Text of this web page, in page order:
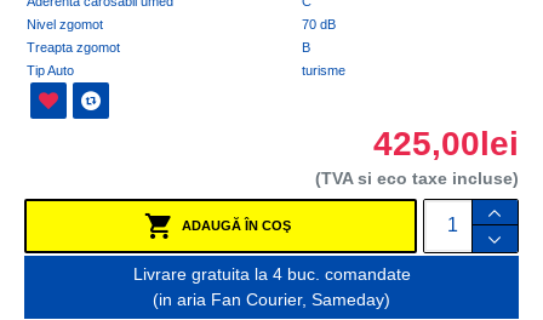
Nivel zgomot
70 dB
Treapta zgomot
B
Tip Auto
turisme
425,00lei
(TVA si eco taxe incluse)
ADAUGĂ ÎN COŞ
Livrare gratuita la 4 buc. comandate
(in aria Fan Courier, Sameday)